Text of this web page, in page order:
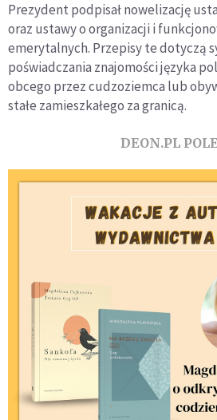
Prezydent podpisał nowelizację
oraz ustawy o organizacji i
emerytalnych. Przepisy te dotyczą
poświadczania znajomości języka
obcego przez cudzoziemca lub
stałe zamieszkałego za granicą.
DEON.PL